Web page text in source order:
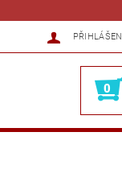
PŘIHLÁŠENÍ
0